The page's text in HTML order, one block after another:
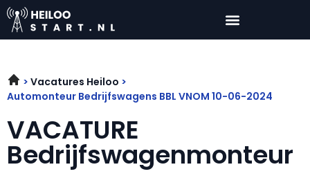
Vacatures Heiloo
Automonteur Bedrijfswagens BBL VNOM 10-06-2024
VACATURE
Bedrijfswagenmonteur